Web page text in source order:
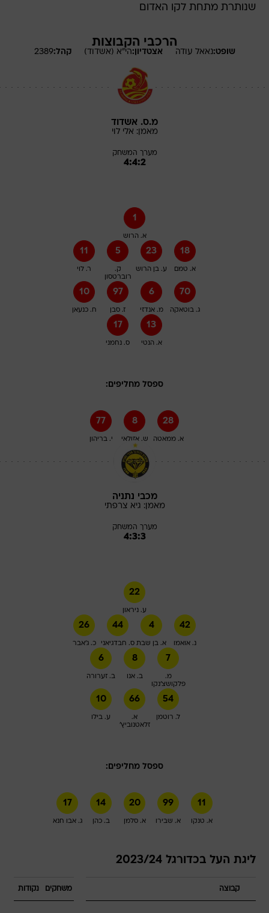
שנותרת מתחת לקו האדום
הרכבי הקבוצות
שופט: נאאל עודה אצטדיון:הי"א (אשדוד) קהל:2389
מ.ס. אשדוד
מאמן: אלי לוי
מערך המשחק
4:4:2
1
א. הרוש
11
ר. לוי
5
ק.
רוברטסון
23
ע. בן הרוש
18
א. טמם
10
ח. כנעאן
97
ז. סבן
6
מ. אנדזי
70
ג. בוטאקה
17
ס. נחמני
13
א. הנטי
ספסל מחליפים:
77
י. בריהון
8
ש. אזולאי
28
א. ממאטה
מכבי נתניה
מאמן: גיא צרפתי
מערך המשחק
4:3:3
22
ע. ניראון
26
כ. ג'אבר
44
ס. חבדגיאני
4
א. בן שבת
42
נ. אואמו
6
ב. זערורה
8
ב. אנו
7
מ.
פלקושצ'נקו
10
ע. בילו
66
א.
זלאטנוביץ'
54
ל. רוטמן
ספסל מחליפים:
17
ג. אבו חנא
14
ב. כהן
20
א. סלמן
99
א. שבירו
11
א. טנקו
ליגת העל בכדורגל 2023/24
קבוצה משחקים נקודות